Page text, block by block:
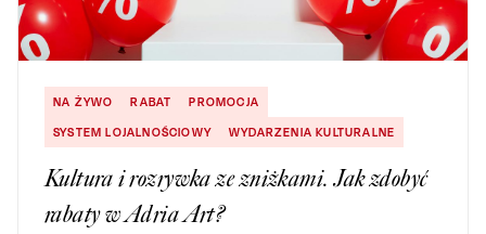
NA ŻYWO RABAT
PROMOCJA
SYSTEM LOJALNOŚCIOWY
WYDARZENIA KULTURALNE
Kultura i rozrywka ze zniżkami. Jak zdobyć
rabaty w Adria Art?